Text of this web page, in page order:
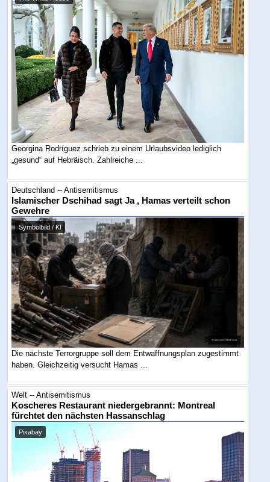
Georgina Rodríguez schrieb zu einem Urlaubsvideo lediglich
„gesund“ auf Hebräisch. Zahlreiche ...
Deutschland -- Antisemitismus
Islamischer Dschihad sagt Ja , Hamas verteilt schon
Gewehre
Symbolbild / KI
Die nächste Terrorgruppe soll dem Entwaffnungsplan zugestimmt
haben. Gleichzeitig versucht Hamas ...
Welt -- Antisemitismus
Koscheres Restaurant niedergebrannt: Montreal
fürchtet den nächsten Hassanschlag
Pixabay